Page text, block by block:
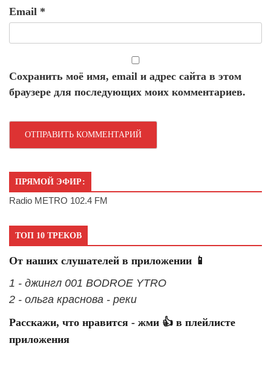
Email *
Сохранить моё имя, email и адрес сайта в этом
браузере для последующих моих комментариев.
ПРЯМОЙ ЭФИР:
Radio METRO 102.4 FM
ТОП 10 ТРЕКОВ
От наших слушателей в приложении 📱
1 - джингл 001 BODROE YTRO
2 - ольга краснова - реки
Расскажи, что нравится - жми 👍 в плейлисте
приложения